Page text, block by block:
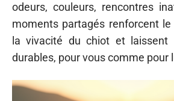
odeurs, couleurs, rencontres
moments partagés renforcent
la vivacité du chiot et laissent
durables, pour vous comme pour